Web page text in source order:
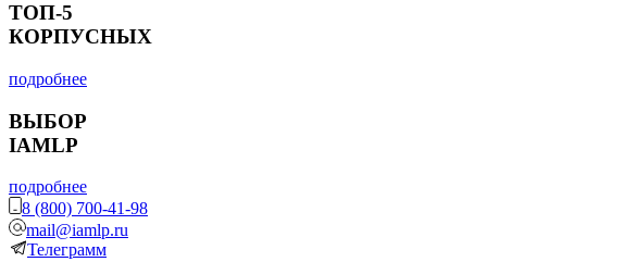
ТОП-5
КОРПУСНЫХ
подробнее
ВЫБОР
IAMLP
подробнее
8 (800) 700-41-98
mail@iamlp.ru
Телеграмм